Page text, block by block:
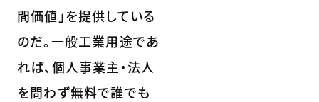
間価値」を提供している
のだ。一般工業用途であ
れば、個人事業主・法人
を問わず無料で誰でも